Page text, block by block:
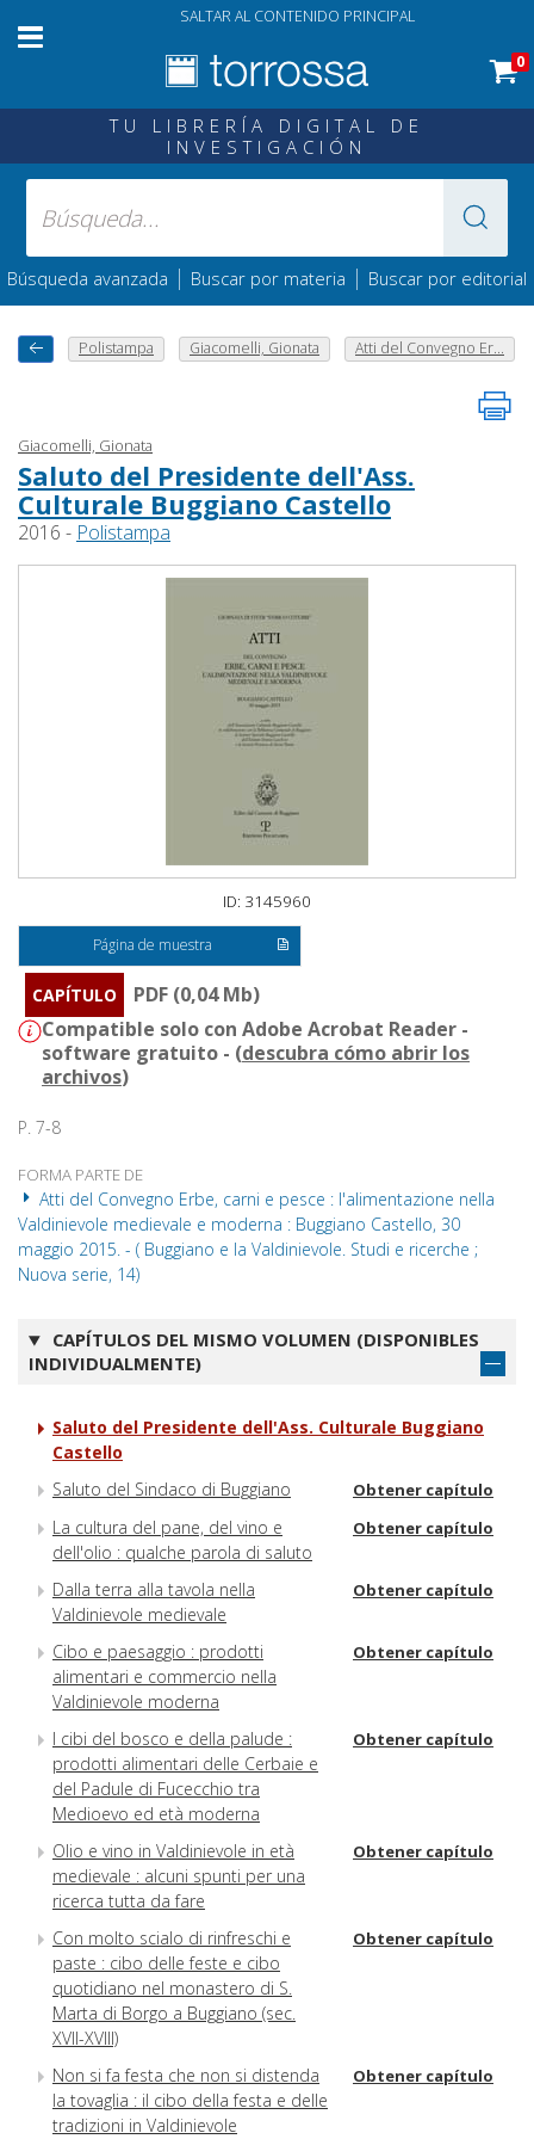
SALTAR AL CONTENIDO PRINCIPAL
0
TU LIBRERÍA DIGITAL DE
INVESTIGACIÓN
Búsqueda avanzada | Buscar por materia | Buscar por editorial
Polistampa Giacomelli, Gionata Atti del Convegno Er...
Giacomelli, Gionata
Saluto del Presidente dell'Ass.
Culturale Buggiano Castello
2016 - Polistampa
ID: 3145960
Página de muestra
CAPÍTULO
PDF (0,04 Mb)
Compatible solo con Adobe Acrobat Reader -
software gratuito - (descubra cómo abrir los
archivos)
P. 7-8
FORMA PARTE DE
Atti del Convegno Erbe, carni e pesce : l'alimentazione nella
Valdinievole medievale e moderna : Buggiano Castello, 30
maggio 2015. - ( Buggiano e la Valdinievole. Studi e ricerche ;
Nuova serie, 14)
CAPÍTULOS DEL MISMO VOLUMEN (DISPONIBLES
INDIVIDUALMENTE)
Saluto del Presidente dell'Ass. Culturale Buggiano
Castello
Saluto del Sindaco di Buggiano
Obtener capítulo
La cultura del pane, del vino e
dell'olio : qualche parola di saluto
Obtener capítulo
Dalla terra alla tavola nella
Valdinievole medievale
Obtener capítulo
Cibo e paesaggio : prodotti
alimentari e commercio nella
Valdinievole moderna
Obtener capítulo
I cibi del bosco e della palude :
prodotti alimentari delle Cerbaie e
del Padule di Fucecchio tra
Medioevo ed età moderna
Obtener capítulo
Olio e vino in Valdinievole in età
medievale : alcuni spunti per una
ricerca tutta da fare
Obtener capítulo
Con molto scialo di rinfreschi e
paste : cibo delle feste e cibo
quotidiano nel monastero di S.
Marta di Borgo a Buggiano (sec.
XVII-XVIII)
Obtener capítulo
Non si fa festa che non si distenda
la tovaglia : il cibo della festa e delle
tradizioni in Valdinievole
Obtener capítulo